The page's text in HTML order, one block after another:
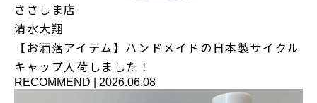
ささしま店
清水大翔
【お洒落アイテム】ハンドメイドの日本製サイクル
キャップ入荷しました！
RECOMMEND 2026.06.08